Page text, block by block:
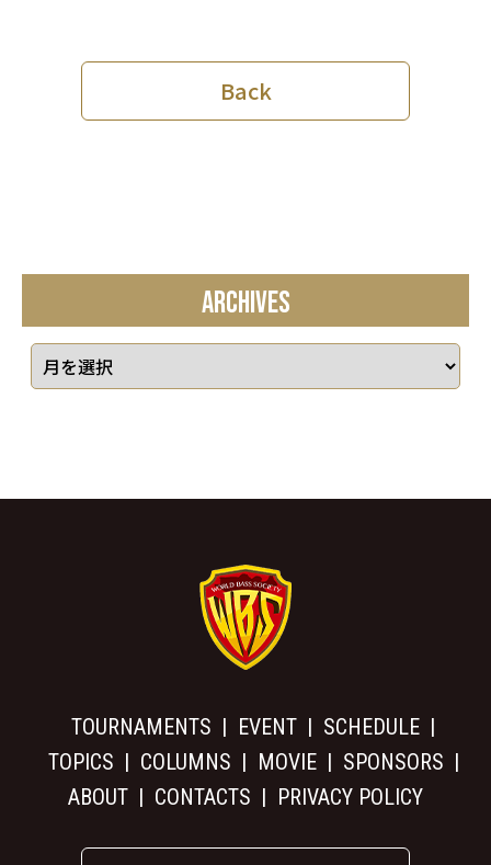
Back
ARCHIVES
TOURNAMENTS EVENT
SCHEDULE
TOPICS
COLUMNS MOVIE
SPONSORS
ABOUT
CONTACTS PRIVACY POLICY